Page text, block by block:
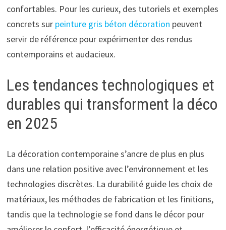
confortables. Pour les curieux, des tutoriels et exemples
concrets sur peinture gris béton décoration peuvent
servir de référence pour expérimenter des rendus
contemporains et audacieux.
Les tendances technologiques et
durables qui transforment la déco
en 2025
La décoration contemporaine s’ancre de plus en plus
dans une relation positive avec l’environnement et les
technologies discrètes. La durabilité guide les choix de
matériaux, les méthodes de fabrication et les finitions,
tandis que la technologie se fond dans le décor pour